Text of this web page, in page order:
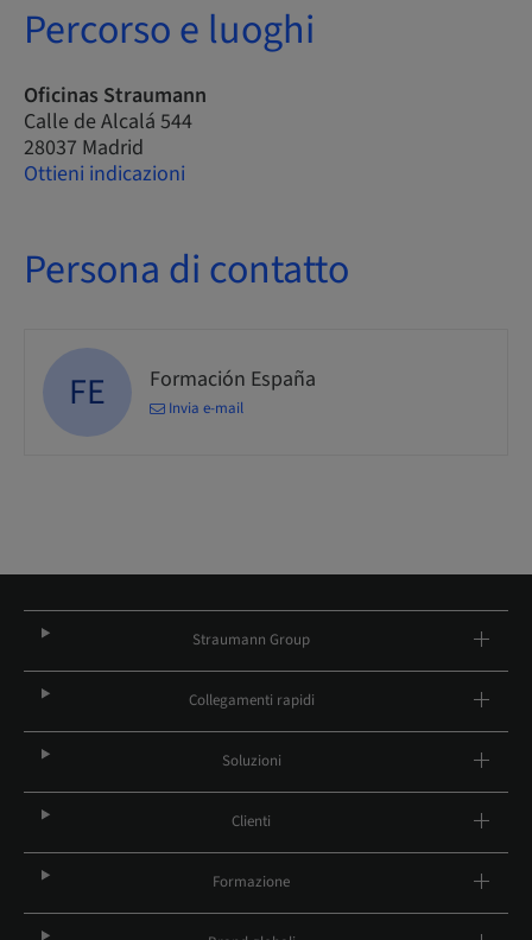
Percorso e luoghi
Oficinas Straumann
Calle de Alcalá 544
28037 Madrid
Ottieni indicazioni
Persona di contatto
FE Formación España
Invia e-mail
Straumann Group
Collegamenti rapidi
Soluzioni
Clienti
Formazione